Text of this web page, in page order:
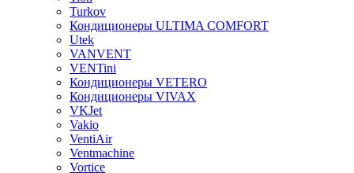
Turkov
Кондиционеры ULTIMA COMFORT
Utek
VANVENT
VENTini
Кондиционеры VETERO
Кондиционеры VIVAX
VKJet
Vakio
VentiAir
Ventmachine
Vortice